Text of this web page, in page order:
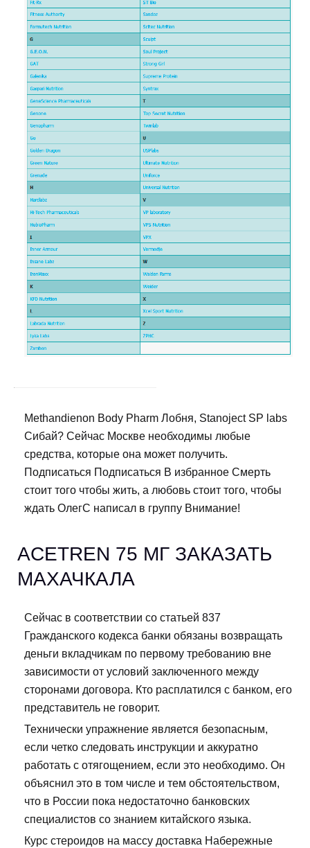
Methandienon Body Pharm Лобня, Stanoject SP labs
Сибай? Сейчас Москве необходимы любые
средства, которые она может получить.
Подписаться Подписаться В избранное Смерть
стоит того чтобы жить, а любовь стоит того, чтобы
ждать ОлегС написал в группу Внимание!
ACETREN 75 МГ ЗАКАЗАТЬ
МАХАЧКАЛА
Сейчас в соответствии со статьей 837
Гражданского кодекса банки обязаны возвращать
деньги вкладчикам по первому требованию вне
зависимости от условий заключенного между
сторонами договора. Кто расплатился с банком, его
представитель не говорит.
Технически упражнение является безопасным,
если четко следовать инструкции и аккуратно
работать с отягощением, если это необходимо. Он
объяснил это в том числе и тем обстоятельством,
что в России пока недостаточно банковских
специалистов со знанием китайского языка.
Курс стероидов на массу доставка Набережные